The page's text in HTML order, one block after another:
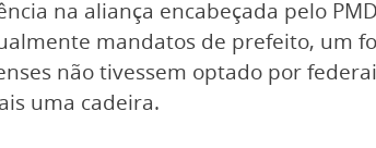
na aliança encabeçada pelo
mandatos de prefeito, um
não tivessem optado por
uma cadeira.